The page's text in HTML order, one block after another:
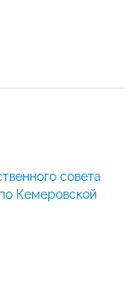
совета
Кемеровской